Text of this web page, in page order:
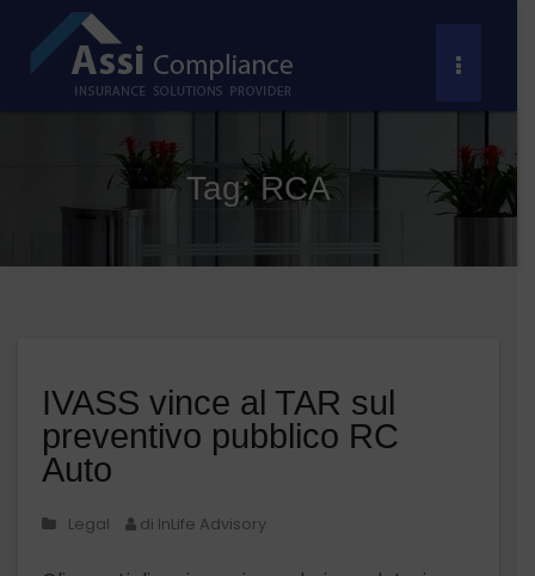
contenuto
Toggle
Tag: RCA
IVASS vince al TAR sul
preventivo pubblico RC
Auto
Legal di InLife Advisory